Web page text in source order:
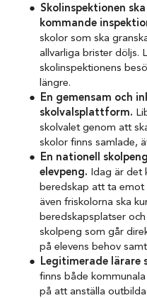
Skolinspektionen
kommande
skolor som ska
allvarliga brister döljs.
skolinspektionens
längre.
En gemensam och
skolvalsplattform.
skolvalet genom att
skolor finns samlade,
En nationell
elevpeng. Idag är det
beredskap att ta emot
även friskolorna ska
beredskapsplatser
skolpeng som går
på elevens behov
Legitimerade lärare
finns både
på att anställa